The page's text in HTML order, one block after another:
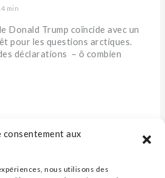
consentement aux
nous utilisons des
min
Donald Trump coïncide avec un
pour les questions arctiques.
déclarations – ô combien